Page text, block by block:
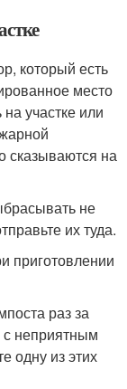
который есть
место
участке или
сказываются на
не
их туда.
приготовлении
раз за
с неприятным
одну из этих